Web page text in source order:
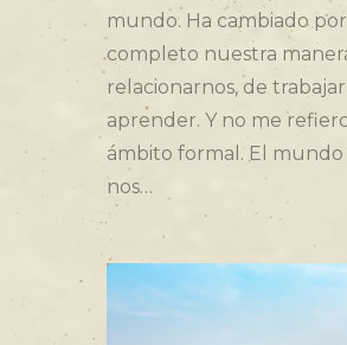
mundo. Ha cambiado por
completo nuestra
relacionarnos, de
aprender. Y no me
ámbito formal. El
nos…